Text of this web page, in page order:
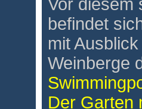
Vor diesem
befindet
mit
Weinberge
Der Garten